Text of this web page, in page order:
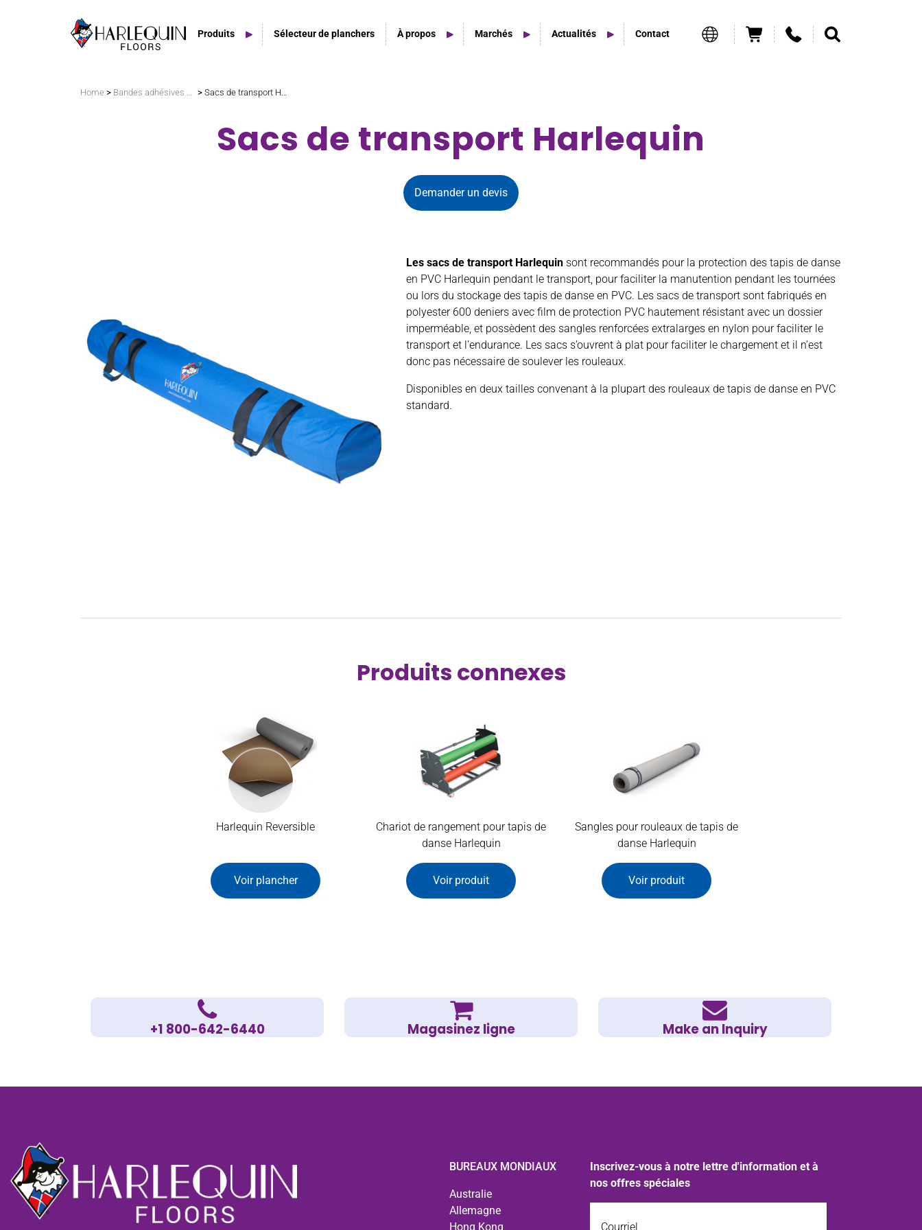
Produits
Tapis de danse en PVC Home Studio
Sélecteur de planchers À propos Marchés Actualités Contact
Home > Bandes adhésives et accessoires > Sacs de transport Harlequin
Sacs de transport Harlequin
Demander un devis
Les sacs de transport Harlequin sont recommandés pour la protection des tapis de danse
en PVC Harlequin pendant le transport, pour faciliter la manutention pendant les tournées
ou lors du stockage des tapis de danse en PVC. Les sacs de transport sont fabriqués en
polyester 600 deniers avec film de protection PVC hautement résistant avec un dossier
imperméable, et possèdent des sangles renforcées extralarges en nylon pour faciliter le
transport et l’endurance. Les sacs s’ouvrent à plat pour faciliter le chargement et il n’est
donc pas nécessaire de soulever les rouleaux.
Disponibles en deux tailles convenant à la plupart des rouleaux de tapis de danse en PVC
standard.
Produits connexes
Harlequin Reversible
Voir plancher
Chariot de rangement pour tapis de
danse Harlequin
Voir produit
Sangles pour rouleaux de tapis de
danse Harlequin
Voir produit
+1 800-642-6440 Magasinez ligne Make an Inquiry
BUREAUX MONDIAUX
Australie
Allemagne
Hong Kong
Inscrivez-vous à notre lettre d'information et à
nos offres spéciales